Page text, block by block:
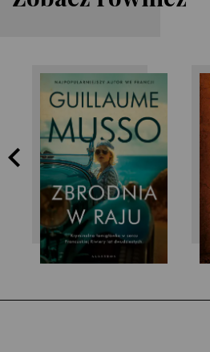
Guillaume Musso